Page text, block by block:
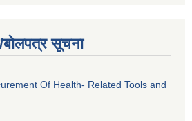
बोलपत्र सूचना
Of Health- Related Tools and